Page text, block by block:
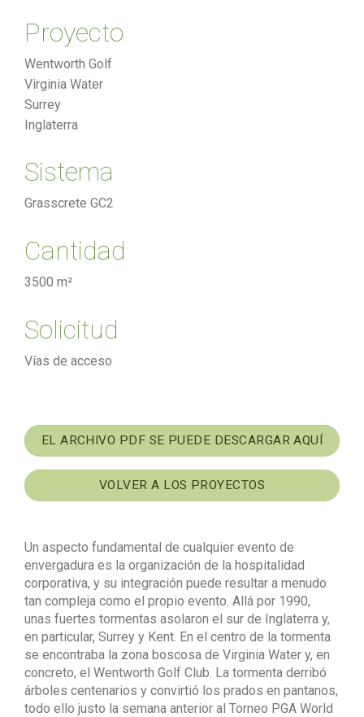
Proyecto
Wentworth Golf
Virginia Water
Surrey
Inglaterra
Sistema
Grasscrete GC2
Cantidad
3500 m²
Solicitud
Vías de acceso
EL ARCHIVO PDF SE PUEDE DESCARGAR AQUÍ
VOLVER A LOS PROYECTOS
Un aspecto fundamental de cualquier evento de
envergadura es la organización de la hospitalidad
corporativa, y su integración puede resultar a menudo
tan compleja como el propio evento. Allá por 1990,
unas fuertes tormentas asolaron el sur de Inglaterra y,
en particular, Surrey y Kent. En el centro de la tormenta
se encontraba la zona boscosa de Virginia Water y, en
concreto, el Wentworth Golf Club. La tormenta derribó
árboles centenarios y convirtió los prados en pantanos,
todo ello justo la semana anterior al Torneo PGA World